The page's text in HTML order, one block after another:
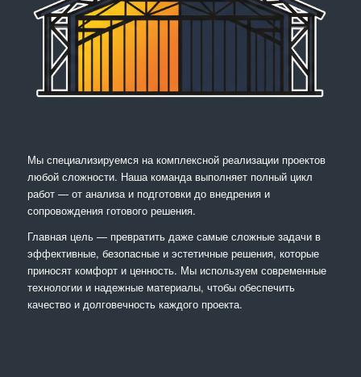
Мы специализируемся на комплексной реализации проектов
любой сложности. Наша команда выполняет полный цикл
работ — от анализа и подготовки до внедрения и
сопровождения готового решения.
Главная цель — превратить даже самые сложные задачи в
эффективные, безопасные и эстетичные решения, которые
приносят комфорт и ценность. Мы используем современные
технологии и надежные материалы, чтобы обеспечить
качество и долговечность каждого проекта.